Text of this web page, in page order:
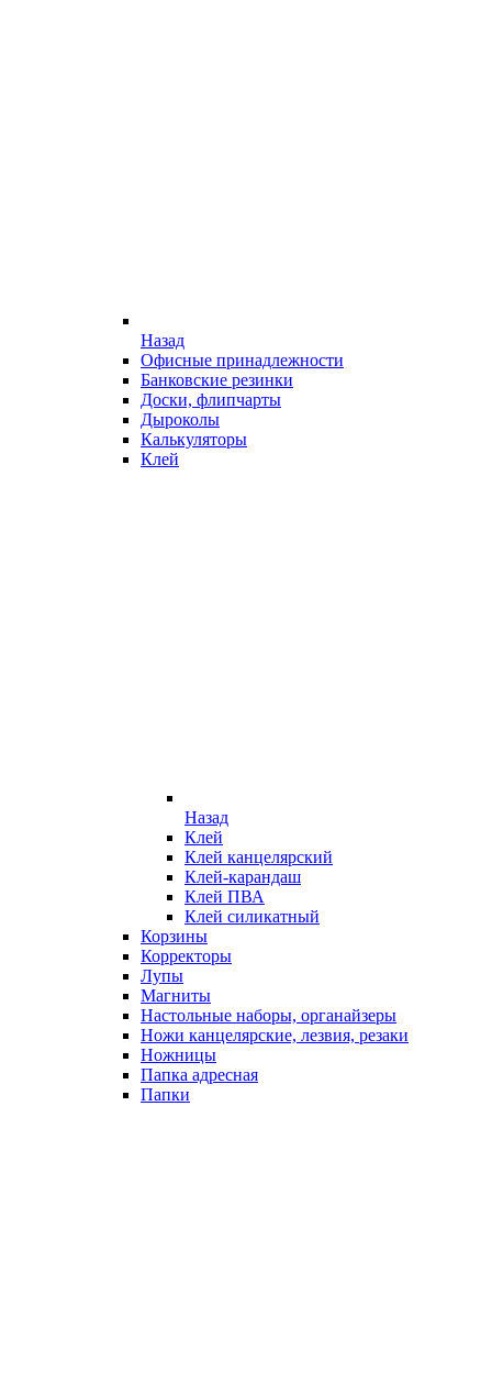
Назад
Офисные принадлежности
Банковские резинки
Доски, флипчарты
Дыроколы
Калькуляторы
Клей
Назад
Клей
Клей канцелярский
Клей-карандаш
Клей ПВА
Клей силикатный
Корзины
Корректоры
Лупы
Магниты
Настольные наборы, органайзеры
Ножи канцелярские, лезвия, резаки
Ножницы
Папка адресная
Папки